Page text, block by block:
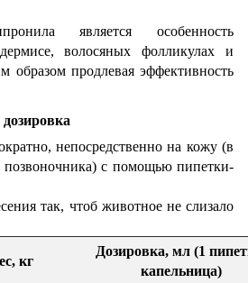
является особенность
волосяных фолликулах и
образом продлевая эффективность
непосредственно на кожу (в
позвоночника) с помощью пипетки-
так, чтоб животное не слизало
кг
Дозировка, мл (1
капельница)